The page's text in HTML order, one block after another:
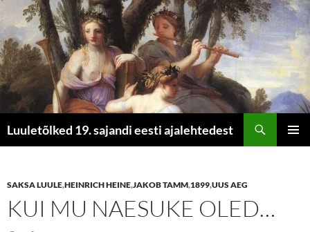
Luuletõlked 19. sajandi eesti ajalehtedest
SAKSA LUULE,HEINRICH HEINE,JAKOB TAMM,1899,UUS AEG
KUI MU NAESUKE OLED…